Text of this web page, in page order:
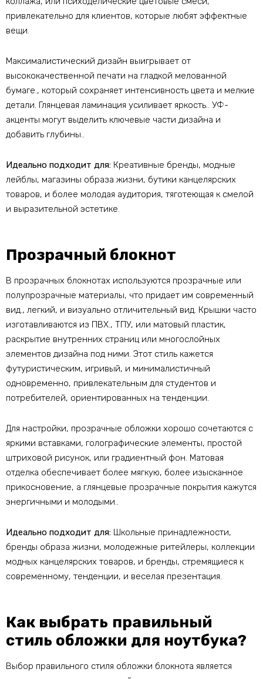
привлекательно для клиентов, которые любят эффектные
вещи.
Максималистический дизайн выигрывает от
высококачественной печати на гладкой мелованной
бумаге., который сохраняет интенсивность цвета и мелкие
детали. Глянцевая ламинация усиливает яркость.. УФ-
акценты могут выделить ключевые части дизайна и
добавить глубины..
Идеально подходит для: Креативные бренды, модные
лейблы, магазины образа жизни, бутики канцелярских
товаров, и более молодая аудитория, тяготеющая к смелой
и выразительной эстетике.
Прозрачный блокнот
В прозрачных блокнотах используются прозрачные или
полупрозрачные материалы, что придает им современный
вид., легкий, и визуально отличительный вид. Крышки часто
изготавливаются из ПВХ., ТПУ, или матовый пластик,
раскрытие внутренних страниц или многослойных
элементов дизайна под ними. Этот стиль кажется
футуристическим, игривый, и минималистичный
одновременно, привлекательным для студентов и
потребителей, ориентированных на тенденции.
Для настройки, прозрачные обложки хорошо сочетаются с
яркими вставками, голографические элементы, простой
штриховой рисунок, или градиентный фон. Матовая
отделка обеспечивает более мягкую, более изысканное
прикосновение, а глянцевые прозрачные покрытия кажутся
энергичными и молодыми..
Идеально подходит для: Школьные принадлежности,
бренды образа жизни, молодежные ритейлеры, коллекции
модных канцелярских товаров, и бренды, стремящиеся к
современному, тенденции, и веселая презентация.
Как выбрать правильный
стиль обложки для ноутбука?
Выбор правильного стиля обложки блокнота является